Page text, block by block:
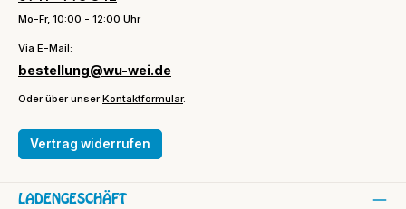
Mo-Fr, 10:00 - 12:00 Uhr
Via E-Mail:
bestellung@wu-wei.de
Oder über unserKontaktformular.
Vertrag widerrufen
LADENGESCHÄFT